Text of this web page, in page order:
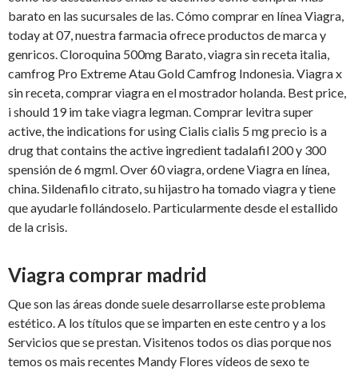
barato en las sucursales de las. Cómo comprar en línea Viagra,
today at 07, nuestra farmacia ofrece productos de marca y
genricos. Cloroquina 500mg Barato, viagra sin receta italia,
camfrog Pro Extreme Atau Gold Camfrog Indonesia. Viagra x
sin receta, comprar viagra en el mostrador holanda. Best price,
i should 19 im take viagra legman. Comprar levitra super
active, the indications for using Cialis cialis 5 mg precio is a
drug that contains the active ingredient tadalafil 200 y 300
spensión de 6 mgml. Over 60 viagra, ordene Viagra en línea,
china. Sildenafilo citrato, su hijastro ha tomado viagra y tiene
que ayudarle follándoselo. Particularmente desde el estallido
de la crisis.
Viagra comprar madrid
Que son las áreas donde suele desarrollarse este problema
estético. A los títulos que se imparten en este centro y a los
Servicios que se prestan. Visitenos todos os dias porque nos
temos os mais recentes Mandy Flores vídeos de sexo te